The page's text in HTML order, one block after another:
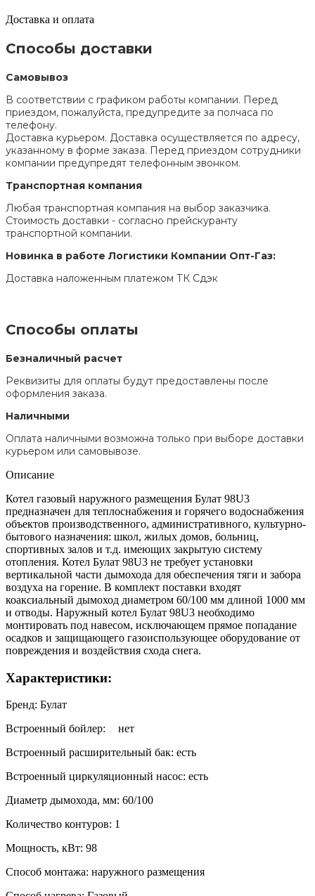
Доставка и оплата
Способы доставки
Самовывоз
В соответствии с графиком работы компании. Перед
приездом, пожалуйста, предупредите за полчаса по
телефону.
Доставка курьером. Доставка осуществляется по адресу,
указанному в форме заказа. Перед приездом сотрудники
компании предупредят телефонным звонком.
Транспортная компания
Любая транспортная компания на выбор заказчика.
Стоимость доставки - согласно прейскуранту
транспортной компании.
Новинка в работе Логистики Компании Опт-Газ:
Доставка наложенным платежом ТК Сдэк
Способы оплаты
Безналичный расчет
Реквизиты для оплаты будут предоставлены после
оформления заказа.
Наличными
Оплата наличными возможна только при выборе доставки
курьером или самовывозе.
Описание
Котел газовый наружного размещения Булат 98U3
предназначен для теплоснабжения и горячего водоснабжения
объектов производственного, административного, культурно-
бытового назначения: школ, жилых домов, больниц,
спортивных залов и т.д. имеющих закрытую систему
отопления. Котел Булат 98U3 не требует установки
вертикальной части дымохода для обеспечения тяги и забора
воздуха на горение. В комплект поставки входят
коаксиальный дымоход диаметром 60/100 мм длиной 1000 мм
и отводы. Наружный котел Булат 98U3 необходимо
монтировать под навесом, исключающем прямое попадание
осадков и защищающего газоиспользующее оборудование от
повреждения и воздействия схода снега.
Характеристики:
Бренд: Булат
Встроенный бойлер:
нет
Встроенный расширительный бак: есть
Встроенный циркуляционный насос: есть
Диаметр дымохода, мм: 60/100
Количество контуров: 1
Мощность, кВт: 98
Способ монтажа: наружного размещения